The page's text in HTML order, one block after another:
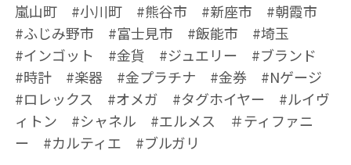
嵐山町 #小川町 #熊谷市 #新座市 #朝霞市
#ふじみ野市 #富士見市 #飯能市 #埼玉
#インゴット #金貨 #ジュエリー #ブランド
#時計 #楽器 #金プラチナ #金券 #Nゲージ
#ロレックス #オメガ #タグホイヤー #ルイヴ
ィトン #シャネル #エルメス ＃ティファニ
ー #カルティエ #ブルガリ